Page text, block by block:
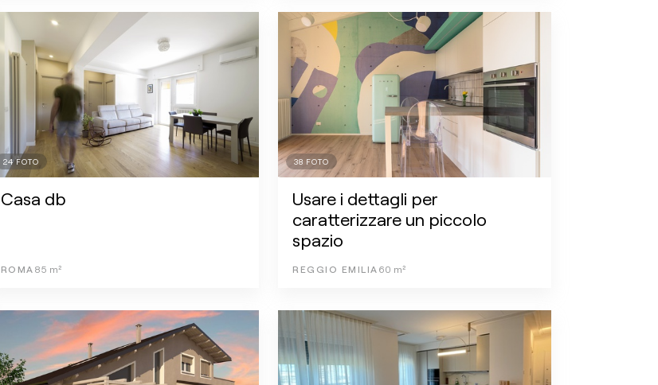
24FOTO
Casa db
ROMA 85 m²
38 FOTO
Usare i dettagli per
caratterizzare un piccolo
spazio
REGGIO EMILIA 60 m²